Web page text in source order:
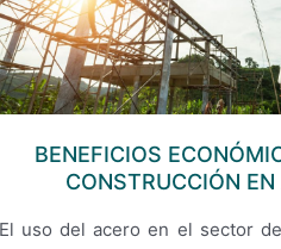
BENEFICIOS
CONSTRUCCIÓN EN
El uso del acero en el sector